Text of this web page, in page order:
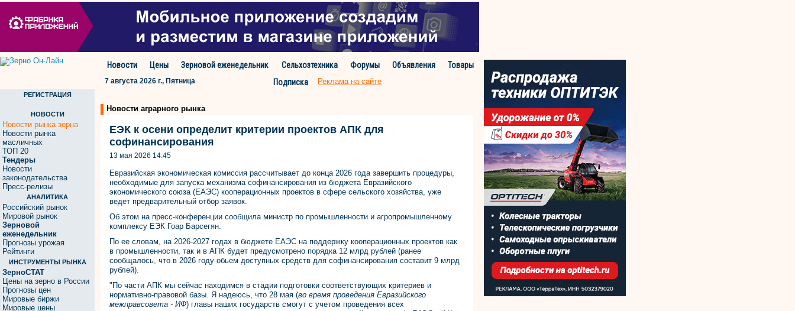
Новости Цены Зерновой еженедельник Сельхозтехника Форумы Объявления
Товары
Подписка
7 августа 2026 г., Пятница Реклама на сайте
РЕГИСТРАЦИЯ
НОВОСТИ
Новости рынка зерна
Новости рынка
масличных
ТОП 20
Тендеры
Новости
законодательства
Пресс-релизы
АНАЛИТИКА
Российский рынок
Мировой рынок
Зерновой
еженедельник
Прогнозы урожая
Рейтинги
ИНСТРУМЕНТЫ РЫНКА
ЗерноСТАТ
Цены на зерно в России
Прогнозы цен
Мировые биржи
Мировые цены
Новости аграрного рынка
ЕЭК к осени определит критерии проектов АПК для
софинансирования
13 мая 2026 14:45
Евразийская экономическая комиссия рассчитывает до конца 2026 года завершить процедуры,
необходимые для запуска механизма софинансирования из бюджета Евразийского
экономического союза (ЕАЭС) кооперационных проектов в сфере сельского хозяйства, уже
ведет предварительный отбор заявок.
Об этом на пресс-конференции сообщила министр по промышленности и агропромышленному
комплексу ЕЭК Гоар Барсегян.
По ее словам, на 2026-2027 годах в бюджете ЕАЭС на поддержку кооперационных проектов как
в промышленности, так и в АПК будет предусмотрено порядка 12 млрд рублей (ранее
сообщалось, что в 2026 году обьем доступных средств для софинансирования составит 9 млрд
рублей).
"По части АПК мы сейчас находимся в стадии подготовки соответствующих критериев и
нормативно-правовой базы. Я надеюсь, что 28 мая (во время проведения Евразийского
межправсовета - ИФ) главы наших государств смогут с учетом проведения всех